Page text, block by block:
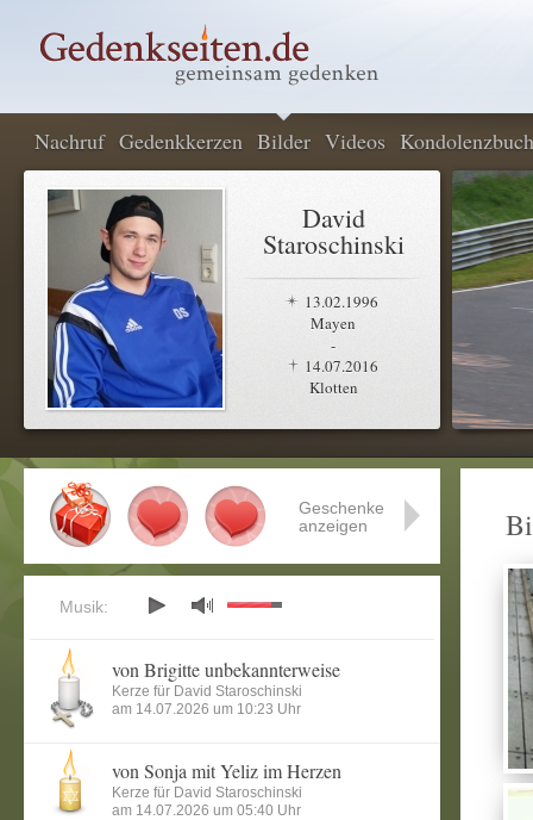
Nachruf Gedenkkerzen Bilder Videos Kondolenzbuch
David
Staroschinski
13.02.1996
Mayen
-
14.07.2016
Klotten
Geschenke
anzeigen
Musik:
von Brigitte unbekannterweise
Kerze für David Staroschinski
am 14.07.2026 um 10:23 Uhr
von Sonja mit Yeliz im Herzen
Kerze für David Staroschinski
am 14.07.2026 um 05:40 Uhr